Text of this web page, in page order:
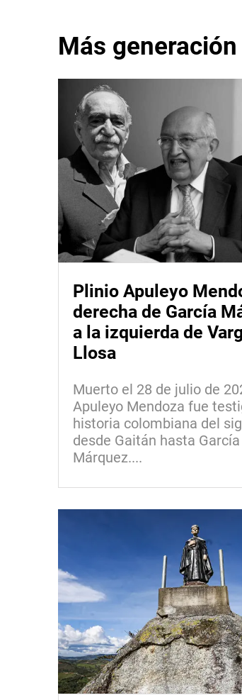
Más generación
Plinio Apuleyo
derecha de García
a la izquierda de
Llosa
Muerto el 28 de julio de
Apuleyo Mendoza fue
historia colombiana del
desde Gaitán hasta García
Márquez....